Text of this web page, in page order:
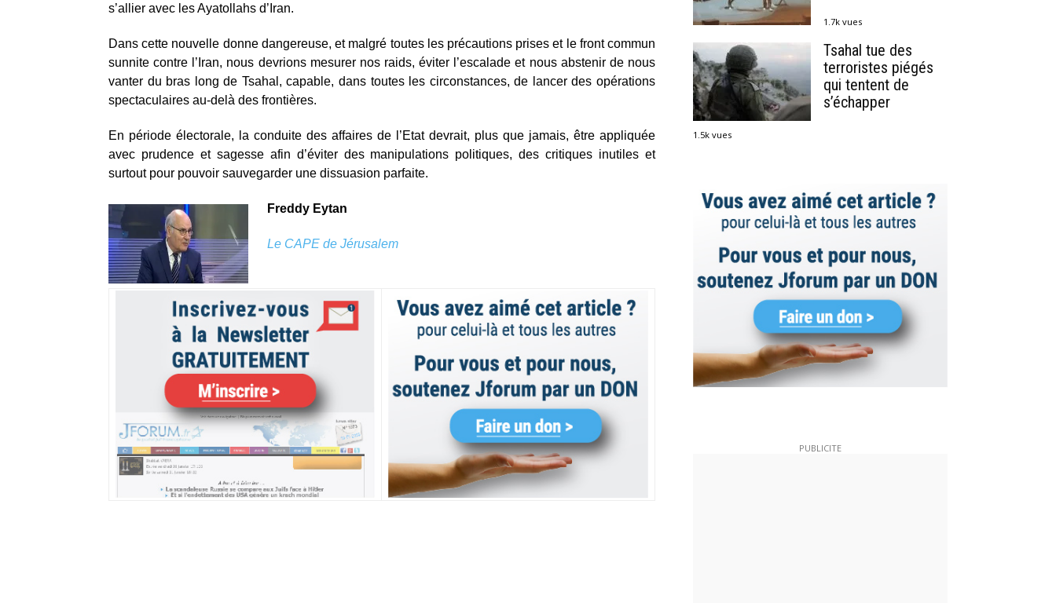
s’allier avec les Ayatollahs d’Iran.
Dans cette nouvelle donne dangereuse, et malgré toutes les précautions prises et le front commun
sunnite contre l’Iran, nous devrions mesurer nos raids, éviter l’escalade et nous abstenir de nous
vanter du bras long de Tsahal, capable, dans toutes les circonstances, de lancer des opérations
spectaculaires au-delà des frontières.
En période électorale, la conduite des affaires de l’Etat devrait, plus que jamais, être appliquée
avec prudence et sagesse afin d’éviter des manipulations politiques, des critiques inutiles et
surtout pour pouvoir sauvegarder une dissuasion parfaite.
Freddy Eytan
Le CAPE de Jérusalem
1.7k vues
Tsahal tue des
terroristes piégés
qui tentent de
s’échapper
1.5k vues